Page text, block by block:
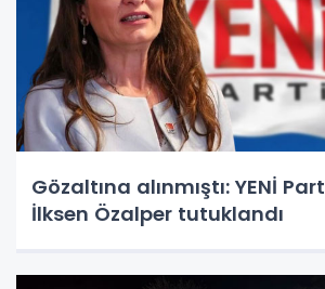
Gözaltına alınmıştı: YENİ
İlksen Özalper tutuklandı